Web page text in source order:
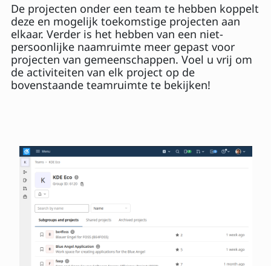
De projecten onder een team te hebben koppelt
deze en mogelijk toekomstige projecten aan
elkaar. Verder is het hebben van een niet-
persoonlijke naamruimte meer gepast voor
projecten van gemeenschappen. Voel u vrij om
de activiteiten van elk project op de
bovenstaande teamruimte te bekijken!